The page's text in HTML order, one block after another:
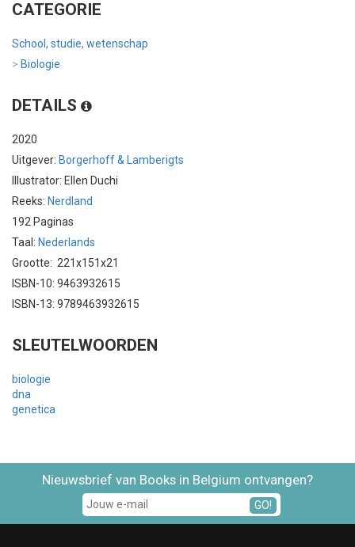
CATEGORIE
School, studie, wetenschap
> Biologie
DETAILS
2020
Uitgever: Borgerhoff & Lamberigts
Illustrator: Ellen Duchi
Reeks: Nerdland
192 Paginas
Taal: Nederlands
Grootte: 221x151x21
ISBN-10: 9463932615
ISBN-13: 9789463932615
SLEUTELWOORDEN
biologie
dna
genetica
Nieuwsbrief van Books in Belgium ontvangen?
GO!